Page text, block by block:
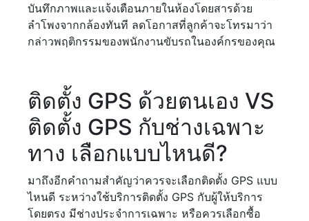
บันทึกภาพและแจ้งเตือนภายในห้องโดยสารด้วย
ลำโพงจากกล้องทันที ลดโอกาสที่ลูกค้าจะโทรมาว่า
กล่าวพฤติกรรมของพนักงานขับรถในองค์กรของคุณ
ติดตั้ง GPS ด้วยตนเอง VS
ติดตั้ง GPS กับช่างเฉพาะ
ทาง เลือกแบบไหนดี?
มาถึงอีกคำถามสำคัญว่าควรจะเลือกติดตั้ง GPS แบบ
ไหนดี ระหว่างใช้บริการติดตั้ง GPS กับผู้ให้บริการ
โดยตรง มีช่างประจำการเฉพาะ หรือควรเลือกซื้อ